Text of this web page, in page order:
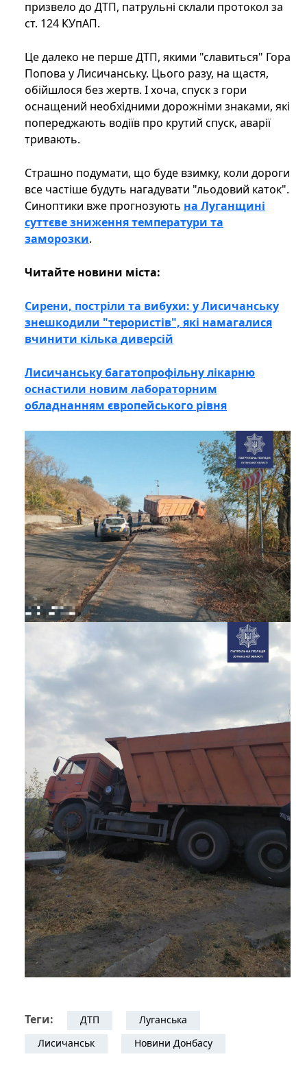
призвело до ДТП, патрульні склали протокол за
ст. 124 КУпАП.
Це далеко не перше ДТП, якими "славиться" Гора
Попова у Лисичанську. Цього разу, на щастя,
обійшлося без жертв. І хоча, спуск з гори
оснащений необхідними дорожніми знаками, які
попереджають водіїв про крутий спуск, аварії
тривають.
Страшно подумати, що буде взимку, коли дороги
все частіше будуть нагадувати "льодовий каток".
Синоптики вже прогнозують на Луганщині
суттєве зниження температури та
заморозки.
Читайте новини міста:
Сирени, постріли та вибухи: у Лисичанську
знешкодили "терористів", які намагалися
вчинити кілька диверсій
Лисичанську багатопрофільну лікарню
оснастили новим лабораторним
обладнанням європейського рівня
Теги: ДТП
Луганська
Лисичанськ
Новини Донбасу